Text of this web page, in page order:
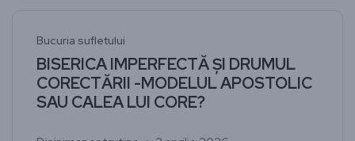
Bucuria sufletului
BISERICA IMPERFECTĂ ȘI DRUMUL
CORECTĂRII -MODELUL APOSTOLIC
SAU CALEA LUI CORE?